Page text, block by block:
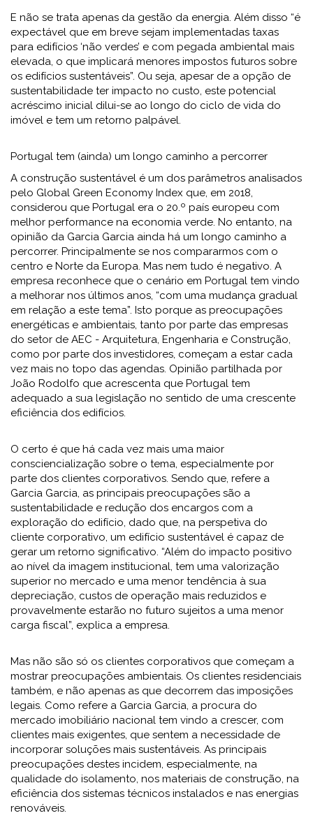
E não se trata apenas da gestão da energia. Além disso “é
expectável que em breve sejam implementadas taxas
para edifícios ‘não verdes’ e com pegada ambiental mais
elevada, o que implicará menores impostos futuros sobre
os edifícios sustentáveis”. Ou seja, apesar de a opção de
sustentabilidade ter impacto no custo, este potencial
acréscimo inicial dilui-se ao longo do ciclo de vida do
imóvel e tem um retorno palpável.
Portugal tem (ainda) um longo caminho a percorrer
A construção sustentável é um dos parâmetros analisados
pelo Global Green Economy Index que, em 2018,
considerou que Portugal era o 20.º país europeu com
melhor performance na economia verde. No entanto, na
opinião da Garcia Garcia ainda há um longo caminho a
percorrer. Principalmente se nos compararmos com o
centro e Norte da Europa. Mas nem tudo é negativo. A
empresa reconhece que o cenário em Portugal tem vindo
a melhorar nos últimos anos, “com uma mudança gradual
em relação a este tema”. Isto porque as preocupações
energéticas e ambientais, tanto por parte das empresas
do setor de AEC - Arquitetura, Engenharia e Construção,
como por parte dos investidores, começam a estar cada
vez mais no topo das agendas. Opinião partilhada por
João Rodolfo que acrescenta que Portugal tem
adequado a sua legislação no sentido de uma crescente
eficiência dos edifícios.
O certo é que há cada vez mais uma maior
consciencialização sobre o tema, especialmente por
parte dos clientes corporativos. Sendo que, refere a
Garcia Garcia, as principais preocupações são a
sustentabilidade e redução dos encargos com a
exploração do edifício, dado que, na perspetiva do
cliente corporativo, um edifício sustentável é capaz de
gerar um retorno significativo. “Além do impacto positivo
ao nível da imagem institucional, tem uma valorização
superior no mercado e uma menor tendência à sua
depreciação, custos de operação mais reduzidos e
provavelmente estarão no futuro sujeitos a uma menor
carga fiscal”, explica a empresa.
Mas não são só os clientes corporativos que começam a
mostrar preocupações ambientais. Os clientes residenciais
também, e não apenas as que decorrem das imposições
legais. Como refere a Garcia Garcia, a procura do
mercado imobiliário nacional tem vindo a crescer, com
clientes mais exigentes, que sentem a necessidade de
incorporar soluções mais sustentáveis. As principais
preocupações destes incidem, especialmente, na
qualidade do isolamento, nos materiais de construção, na
eficiência dos sistemas técnicos instalados e nas energias
renováveis.